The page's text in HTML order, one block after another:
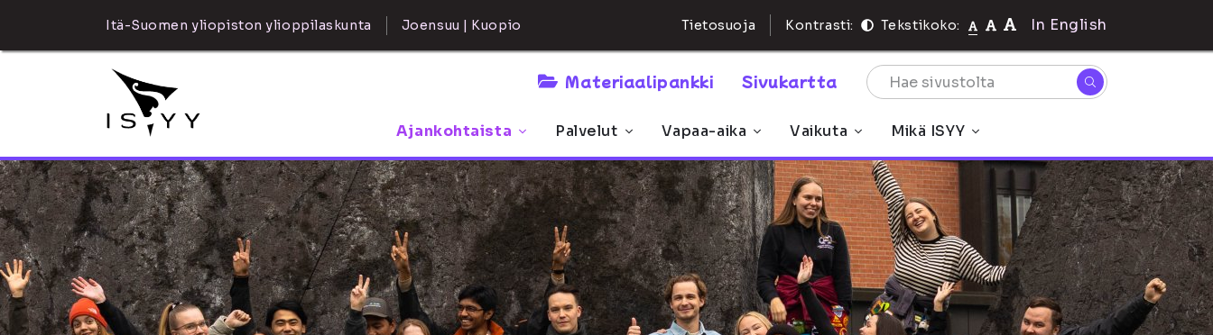
Itä-Suomen yliopiston ylioppilaskunta Joensuu | Kuopio Tietosuoja Kontrasti: Tekstikoko: In English
Materiaalipankki Sivukartta
Ajankohtaista Palvelut Vapaa-aika Vaikuta Mikä ISYY